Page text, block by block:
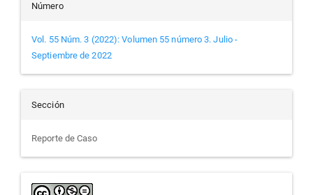
Número
Vol. 55 Núm. 3 (2022): Volumen 55 número 3. Julio -
Septiembre de 2022
Sección
Reporte de Caso